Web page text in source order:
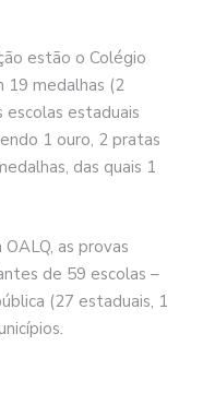
estão o Colégio
19 medalhas (2
escolas estaduais
1 ouro, 2 pratas
das quais 1
as provas
de 59 escolas –
(27 estaduais, 1